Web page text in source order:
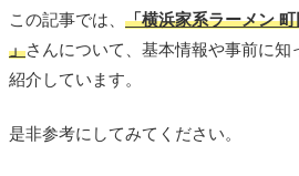
この記事では、 「横浜家系ラーメン
」さんについて、基本情報や事前に知
紹介しています。
是非参考にしてみてください。